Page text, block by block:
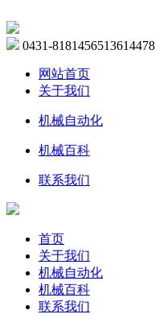
0431-81814565
网站首页
关于我们
机械自动化
机械百科
联系我们
首页
关于我们
机械自动化
机械百科
联系我们